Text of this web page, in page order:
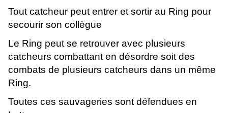
Tout catcheur peut entrer et sortir au Ring pour
secourir son collègue
Le Ring peut se retrouver avec plusieurs
catcheurs combattant en désordre soit des
combats de plusieurs catcheurs dans un même
Ring.
Toutes ces sauvageries sont défendues en